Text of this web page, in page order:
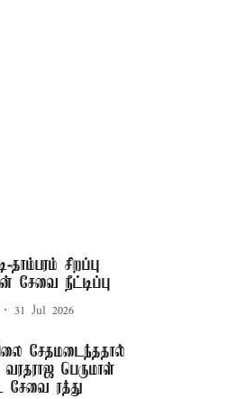
தாம்பரம் சிறப்பு
சேவை நீட்டிப்பு
31 Jul 2026
சேதமடைந்ததால்
வரதராஜ பெருமாள்
சேவை ரத்து